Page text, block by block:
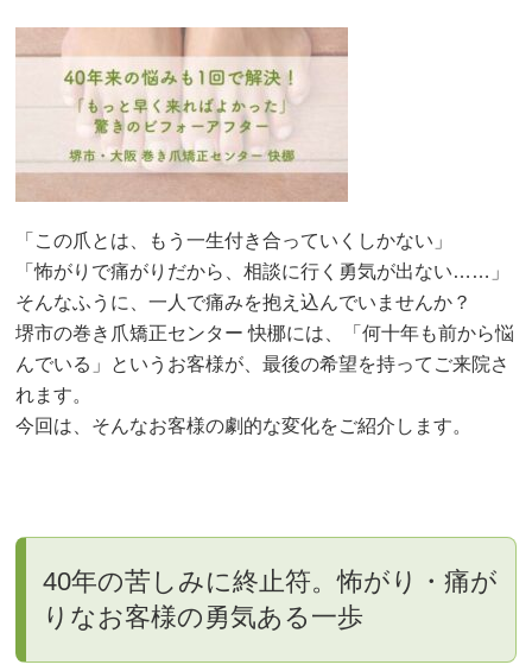
「この爪とは、もう一生付き合っていくしかない」
「怖がりで痛がりだから、相談に行く勇気が出ない……」
そんなふうに、一人で痛みを抱え込んでいませんか？
堺市の巻き爪矯正センター 快梛には、「何十年も前から悩
んでいる」というお客様が、最後の希望を持ってご来院さ
れます。
今回は、そんなお客様の劇的な変化をご紹介します。
40年の苦しみに終止符。怖がり・痛が
りなお客様の勇気ある一歩